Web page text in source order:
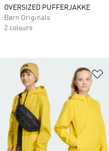
OVERSIZED PUFFERJAKKE
Børn Originals
2 colours